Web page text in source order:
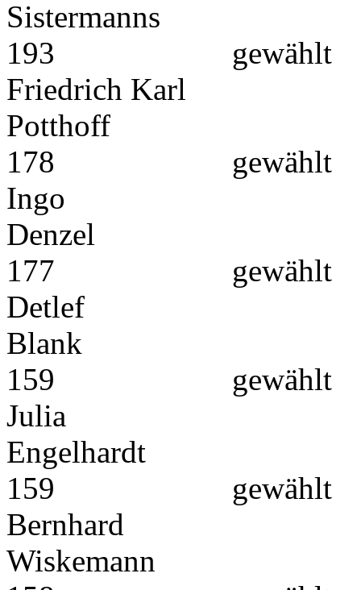
193 gewählt
Friedrich Karl
178 gewählt
Ingo
177 gewählt
Detlef
159 gewählt
Julia
159 gewählt
Bernhard